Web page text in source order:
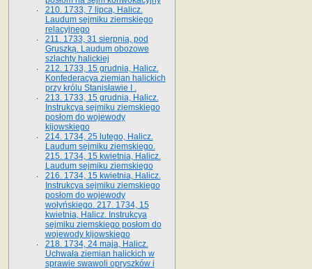
210. 1733, 7 lipca, Halicz.
Laudum sejmiku ziemskiego
relacyjnego
211. 1733, 31 sierpnia, pod
Gruszką. Laudum obozowe
szlachty halickiej
212. 1733, 15 grudnia, Halicz.
Konfederacya ziemian halickich
przy królu Stanisławie I .
213. 1733, 15 grudnia, Halicz.
Instrukcya sejmiku ziemskiego
posłom do wojewody
kijowskiego
214. 1734, 25 lutego, Halicz.
Laudum sejmiku ziemskiego.
215. 1734, 15 kwietnia, Halicz.
Laudum sejmiku ziemskiego
216. 1734, 15 kwietnia, Halicz.
Instrukcya sejmiku ziemskiego
posłom do wojewody
wołyńskiego. 217. 1734, 15
kwietnia, Halicz. Instrukcya
sejmiku ziemskiego posłom do
wojewody kijowskiego
218. 1734, 24 maja, Halicz.
Uchwała ziemian halickich w
sprawie swawoli opryszków i